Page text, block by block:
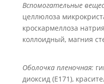
Вспомогательные
целлюлоза
кроскармеллоза
коллоидный, магния
Оболочка пленочная:
диоксид (Е171),